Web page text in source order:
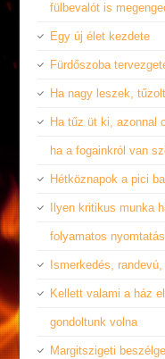
fülbevalót is
Egy új élet kezdete
Fürdőszoba
Ha nagy leszek,
Ha tűz üt ki, azonnal
ha a fogainkról van
Hétköznapok a pici
Ilyen kritikus munka
folyamatos
Ismerkedés,
Kellett valami a ház
gondoltunk volna
Margitszigeti